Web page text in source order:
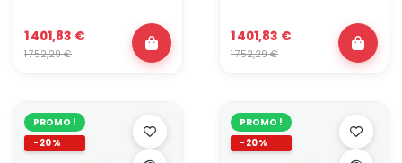
1 401,83 €
1 752,29 €
1 401,83 €
1 752,29 €
PROMO !
-20%
PROMO !
-20%